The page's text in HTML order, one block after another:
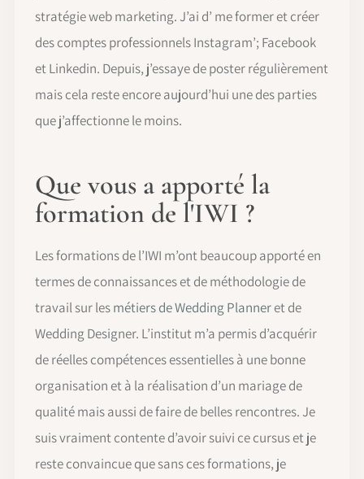
stratégie web marketing. J’ai d’ me former et créer
des comptes professionnels Instagram’; Facebook
et Linkedin. Depuis, j’essaye de poster régulièrement
mais cela reste encore aujourd’hui une des parties
que j’affectionne le moins.
Que vous a apporté la
formation de l'IWI ?
Les formations de l’IWI m’ont beaucoup apporté en
termes de connaissances et de méthodologie de
travail sur lesmétiers de Wedding Planneret de
Wedding Designer. L’institut m’a permis d’acquérir
de réelles compétences essentielles à une bonne
organisation et à la réalisation d’un mariage de
qualité mais aussi de faire de belles rencontres. Je
suis vraiment contente d’avoir suivi ce cursus et je
reste convaincue que sans ces formations, je